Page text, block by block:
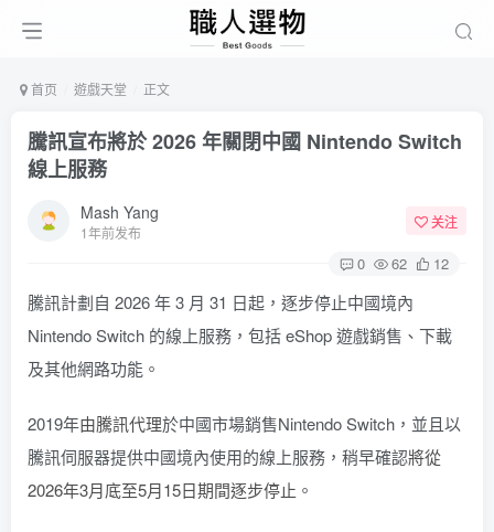
首页 遊戲天堂 正文
騰訊宣布將於 2026 年關閉中國 Nintendo Switch
線上服務
Mash Yang
1年前发布
关注
0 62 12
騰訊計劃自 2026 年 3 月 31 日起，逐步停止中國境內
Nintendo Switch 的線上服務，包括 eShop 遊戲銷售、下載
及其他網路功能。
2019年由騰訊代理於中國市場銷售Nintendo Switch，並且以
騰訊伺服器提供中國境內使用的線上服務，稍早確認將從
2026年3月底至5月15日期間逐步停止 。